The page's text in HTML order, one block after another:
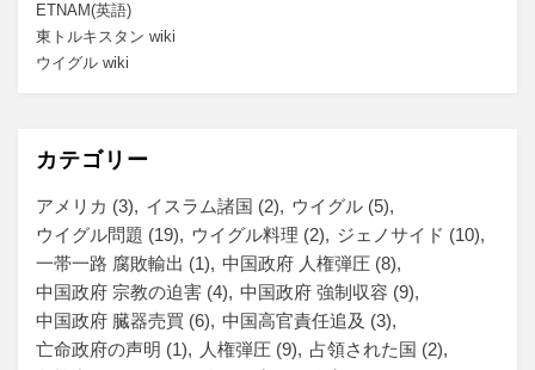
ETNAM(英語)
東トルキスタン wiki
ウイグル wiki
カテゴリー
アメリカ (3) イスラム諸国 (2) ウイグル (5)
ウイグル問題 (19) ウイグル料理 (2) ジェノサイド (10)
一帯一路 腐敗輸出 (1) 中国政府 人権弾圧 (8)
中国政府 宗教の迫害 (4) 中国政府 強制収容 (9)
中国政府 臓器売買 (6) 中国高官責任追及 (3)
亡命政府の声明 (1) 人権弾圧 (9) 占領された国 (2)